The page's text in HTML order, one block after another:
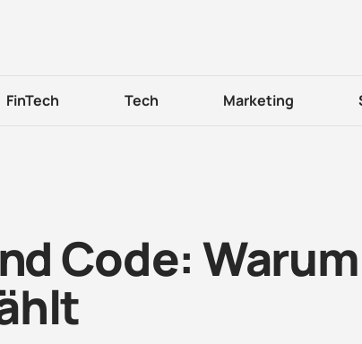
FinTech Tech Marketing
Code: Warum